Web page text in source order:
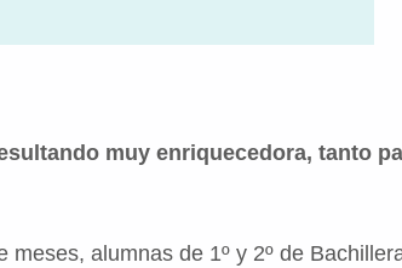
muy enriquecedora, tanto
meses, alumnas de 1º y 2º de